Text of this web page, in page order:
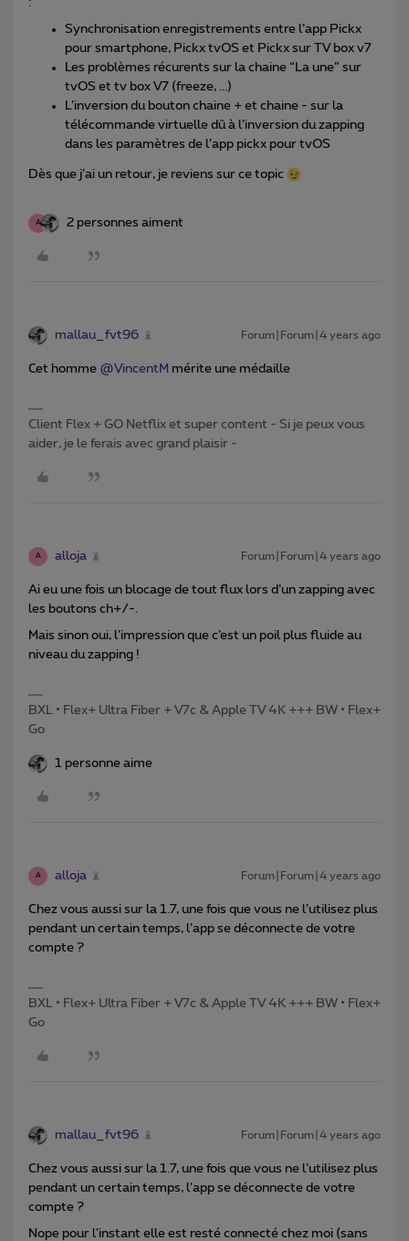
:
Synchronisation enregistrements entre l’app Pickx
pour smartphone, Pickx tvOS et Pickx sur TV box v7
Les problèmes récurents sur la chaine “La une” sur
tvOS et tv box V7 (freeze, ...)
L’inversion du bouton chaine + et chaine - sur la
télécommande virtuelle dû à l’inversion du zapping
dans les paramètres de l’app pickx pour tvOS
Dès que j’ai un retour, je reviens sur ce topic
A 2 personnes aiment
mallau_fvt96 Forum|Forum|4 years ago
Cet homme @VincentM mérite une médaille
Client Flex + GO Netflix et super content - Si je peux vous
aider, je le ferais avec grand plaisir -
A alloja Forum|Forum|4 years ago
Ai eu une fois un blocage de tout flux lors d’un zapping avec
les boutons ch+/-.
Mais sinon oui, l’impression que c’est un poil plus fluide au
niveau du zapping !
BXL • Flex+ Ultra Fiber + V7c & Apple TV 4K +++ BW • Flex+
Go
1 personne aime
A alloja Forum|Forum|4 years ago
Chez vous aussi sur la 1.7, une fois que vous ne l’utilisez plus
pendant un certain temps, l’app se déconnecte de votre
compte ?
BXL • Flex+ Ultra Fiber + V7c & Apple TV 4K +++ BW • Flex+
Go
mallau_fvt96 Forum|Forum|4 years ago
Chez vous aussi sur la 1.7, une fois que vous ne l’utilisez plus
pendant un certain temps, l’app se déconnecte de votre
compte ?
Nope pour l’instant elle est resté connecté chez moi (sans